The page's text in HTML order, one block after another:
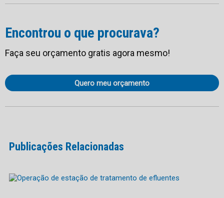
Encontrou o que procurava?
Faça seu orçamento gratis agora mesmo!
Quero meu orçamento
Publicações Relacionadas